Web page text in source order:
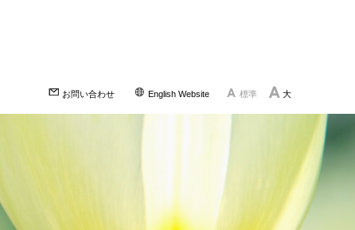
お問い合わせ English Website 標準 大